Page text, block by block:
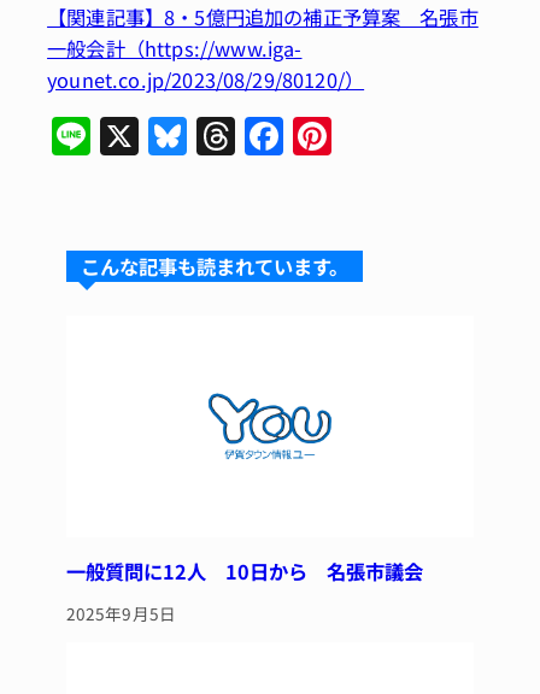
【関連記事】8・5億円追加の補正予算案 名張市
一般会計（https://www.iga-
younet.co.jp/2023/08/29/80120/）
Li
n
X Bl
u
s
k
T
hr
a
d
F
a
e
b
k
re
st
こんな記事も読まれています。
一般質問に12人 10日から 名張市議会
2025年9月5日